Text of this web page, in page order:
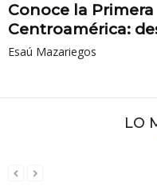
Conoce la
Centroamérica:
Esaú Mazariegos
LO